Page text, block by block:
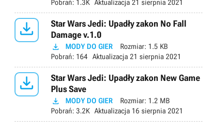
Pobrań: 1.3K Aktualizacja 21 sierpnia 2021

Star Wars Jedi: Upadły zakon No Fall
Damage v.1.0
 MODY DO GIER Rozmiar: 1.5 KB
Pobrań: 164 Aktualizacja 21 sierpnia 2021

Star Wars Jedi: Upadły zakon New Game
Plus Save
 MODY DO GIER Rozmiar: 1.2 MB
Pobrań: 3.2K Aktualizacja 16 sierpnia 2021